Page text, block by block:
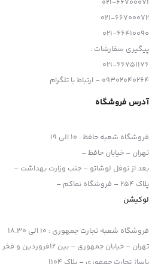
021-66700072
021-66410090
پیگیری سفارشات :
021-66751176
09302040264 – ارتباط با تلگرام
آدرس فروشگاه
فروشگاه شعبه حافظ: 10 الی 19
تهران – خیابان حافظ –
بعد از نوفل لوشاتو – جنب وزارت بهداشت –
پلاک 254 – فروشگاه نماکم –
لوکیشن
فروشگاه شعبه تجارت جمهوری : 10 الی 18.30
تهران – خیابان جمهوری – بین 12فروردین و فخر رازی